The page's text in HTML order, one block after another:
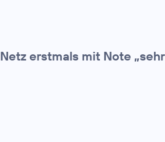
Netz erstmals mit Note